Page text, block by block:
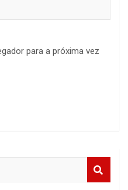
para a próxima vez